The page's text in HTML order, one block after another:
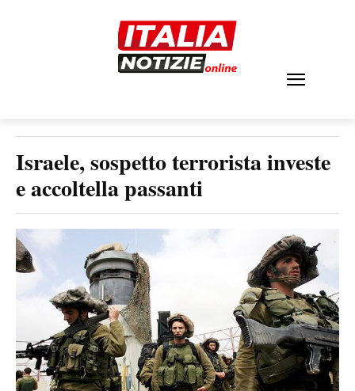
Israele, sospetto terrorista investe
e accoltella passanti